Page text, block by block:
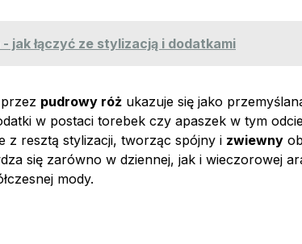
jak łączyć ze stylizacją i dodatkami
pudrowy róż ukazuje się jako
w postaci torebek czy apaszek w tym
z resztą stylizacji, tworząc spójny i zwiewny
się zarówno w dziennej, jak i wieczorowej
mody.